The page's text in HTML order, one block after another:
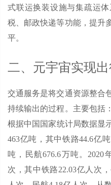
式联运换装设施与集疏运
税、邮政快递等功能，提升
平。
二、元宇宙实现
交通服务是将交通资源整合
持续输出的过程。主要包括
根据中国国家统计局数据显
463亿吨，其中铁路44.6亿
吨，民航676.6万吨。2020
次，其中铁路22.03亿人次